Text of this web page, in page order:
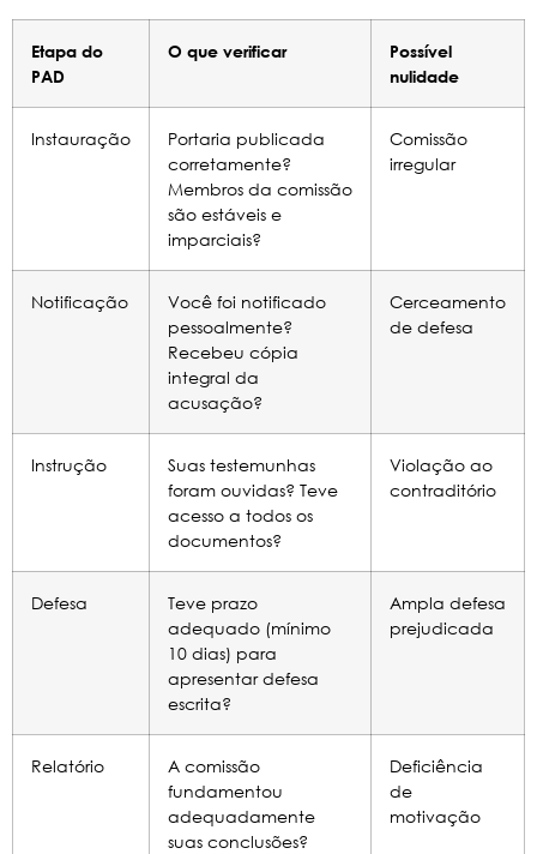
Etapa do
PAD
O que verificar
Possível
nulidade
Instauração
Portaria publicada
corretamente?
Membros da comissão
são estáveis e
imparciais?
Comissão
irregular
Notificação
Você foi notificado
pessoalmente?
Recebeu cópia
integral da
acusação?
Cerceamento
de defesa
Instrução
Suas testemunhas
foram ouvidas? Teve
acesso a todos os
documentos?
Violação ao
contraditório
Defesa
Teve prazo
adequado (mínimo
10 dias) para
apresentar defesa
escrita?
Ampla defesa
prejudicada
Relatório
A comissão
fundamentou
adequadamente
suas conclusões?
Deficiência
de
motivação